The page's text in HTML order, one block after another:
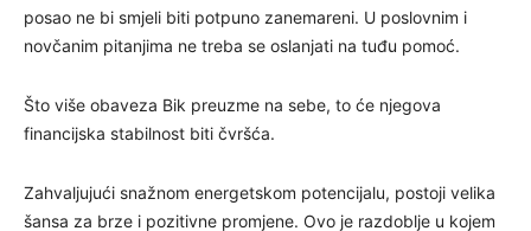
posao ne bi smjeli biti potpuno zanemareni. U poslovnim i
novčanim pitanjima ne treba se oslanjati na tuđu pomoć.
Što više obaveza Bik preuzme na sebe, to će njegova
financijska stabilnost biti čvršća.
Zahvaljujući snažnom energetskom potencijalu, postoji velika
šansa za brze i pozitivne promjene. Ovo je razdoblje u kojem